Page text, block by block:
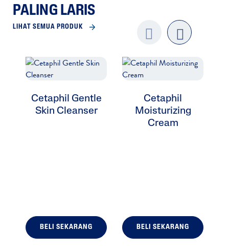
PALING LARIS
LIHAT SEMUA PRODUK
next
Cetaphil Gentle
Skin Cleanser
BELI SEKARANG
Cetaphil
Moisturizing
Cream
BELI SEKARANG